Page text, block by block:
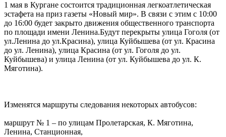
1 мая в Кургане состоится традиционная легкоатлетическая
эстафета на приз газеты «Новый мир». В связи с этим с 10:00
до 16:00 будет закрыто движения общественного транспорта
по площади имени Ленина.Будут перекрыты улица Гоголя (от
ул.Ленина до ул.Красина), улица Куйбышева (от ул. Красина
до ул. Ленина), улица Красина (от ул. Гоголя до ул.
Куйбышева) и улица Ленина (от ул. Куйбышева до ул. К.
Мяготина).
Изменятся маршруты следования некоторых автобусов:
маршрут № 1 – по улицам Пролетарская, К. Мяготина,
Ленина, Станционная,